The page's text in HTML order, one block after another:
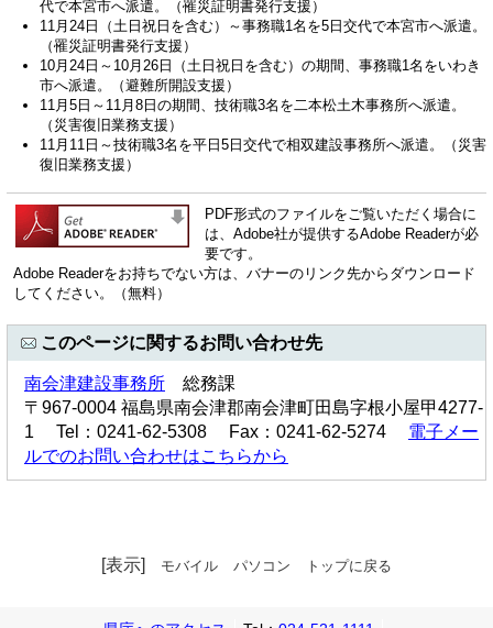
代で本宮市へ派遣。（罹災証明書発行支援）
11月24日（土日祝日を含む）～事務職1名を5日交代で本宮市へ派遣。
（罹災証明書発行支援）
10月24日～10月26日（土日祝日を含む）の期間、事務職1名をいわき
市へ派遣。（避難所開設支援）
11月5日～11月8日の期間、技術職3名を二本松土木事務所へ派遣。
（災害復旧業務支援）
11月11日～技術職3名を平日5日交代で相双建設事務所へ派遣。（災害
復旧業務支援）
PDF形式のファイルをご覧いただく場合に
は、Adobe社が提供するAdobe Readerが必
要です。
Adobe Readerをお持ちでない方は、バナーのリンク先からダウンロード
してください。（無料）
このページに関するお問い合わせ先
南会津建設事務所 総務課
〒967-0004 福島県南会津郡南会津町田島字根小屋甲4277-
1 Tel：0241-62-5308 Fax：0241-62-5274 電子メー
ルでのお問い合わせはこちらから
[表示] モバイル パソコン トップに戻る